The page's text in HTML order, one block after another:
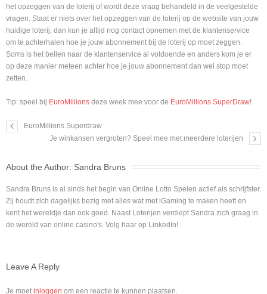
het opzeggen van de loterij of wordt deze vraag behandeld in de veelgestelde
vragen. Staat er niets over het opzeggen van de loterij op de website van jouw
huidige loterij, dan kun je altijd nog contact opnemen met de klantenservice
om te achterhalen hoe je jouw abonnement bij de loterij op moet zeggen.
Soms is het bellen naar de klantenservice al voldoende en anders kom je er
op deze manier meteen achter hoe je jouw abonnement dan wel stop moet
zetten.
Tip: speel bij EuroMillions deze week mee voor de EuroMillions SuperDraw!
EuroMillions Superdraw
Je winkansen vergroten? Speel mee met meerdere loterijen
About the Author: Sandra Bruns
Sandra Bruns is al sinds het begin van Online Lotto Spelen actief als schrijfster.
Zij houdt zich dagelijks bezig met alles wat met iGaming te maken heeft en
kent het wereldje dan ook goed. Naast Loterijen verdiept Sandra zich graag in
de wereld van online casino's. Volg haar op LinkedIn!
Leave A Reply
Je moet inloggen om een reactie te kunnen plaatsen.